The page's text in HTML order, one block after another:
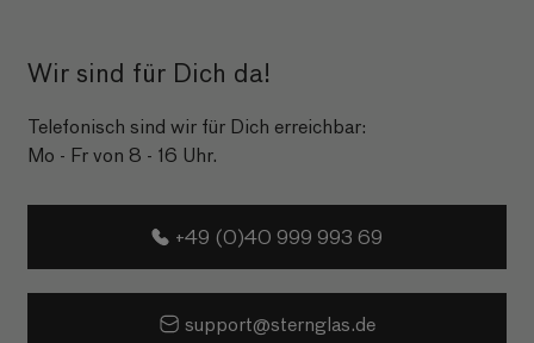
Wir sind für Dich da!
Telefonisch sind wir für Dich erreichbar:
Mo - Fr von 8 - 16 Uhr.
+49 (0)40 999 993 69
support@sternglas.de